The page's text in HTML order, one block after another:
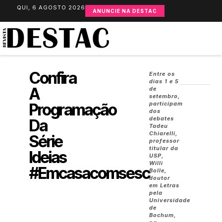
QUI, 6 AGOSTO 2026 ANUNCIE NA DESTAC
Confira
A
Programação
Da
Série
Ideias
#emcasacomsesc
Entre os
dias 1 e 5
de
setembro,
participam
dos
debates
Tadeu
Chiarelli,
professor
titular da
USP,
Willi
Bolle,
doutor
em Letras
pela
Universidade
de
Bochum,